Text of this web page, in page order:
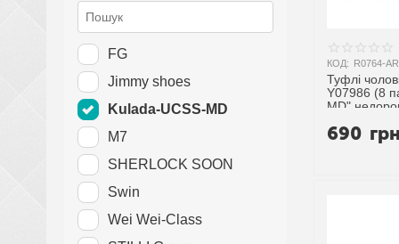
КОД: R0764-
Туфлі
Y07986 (8
MD"
690 грн
FG
Jimmy shoes
Kulada-UCSS-MD
M7
SHERLOCK SOON
Swin
Wei Wei-Class